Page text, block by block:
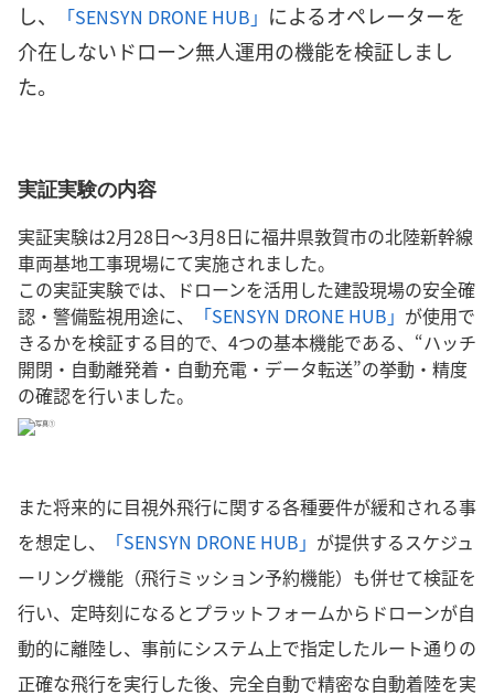
し、
「SENSYN DRONE HUB」 によるオペレーターを
介在しないドローン無人運用の機能を検証しまし
た。
実証実験の内容
実証実験は2月28日～3月8日に福井県敦賀市の北陸新幹線
車両基地工事現場にて実施されました。
この実証実験では、ドローンを活用した建設現場の安全確
認・警備監視用途に、
「SENSYN DRONE HUB」 が使用で
きるかを検証する目的で、4つの基本機能である、“ハッチ
開閉・自動離発着・自動充電・データ転送”の挙動・精度
の確認を行いました。
また将来的に目視外飛行に関する各種要件が緩和される事
を想定し、
「SENSYN DRONE HUB」 が提供するスケジュ
ーリング機能（飛行ミッション予約機能）も併せて検証を
行い、定時刻になるとプラットフォームからドローンが自
動的に離陸し、事前にシステム上で指定したルート通りの
正確な飛行を実行した後、完全自動で精密な自動着陸を実